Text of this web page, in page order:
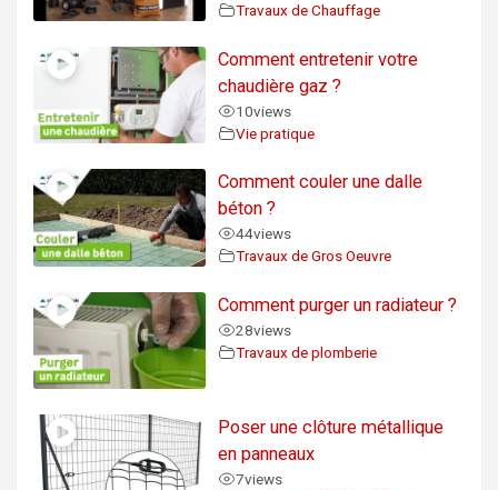
Travaux de Chauffage
Comment entretenir votre
chaudière gaz ?
10views
Vie pratique
Comment couler une dalle
béton ?
44views
Travaux de Gros Oeuvre
Comment purger un radiateur ?
28views
Travaux de plomberie
Poser une clôture métallique
en panneaux
7views